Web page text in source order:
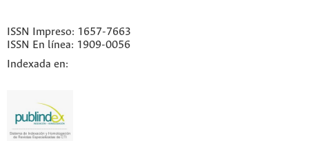
ISSN Impreso: 1657-7663
ISSN En línea: 1909-0056
Indexada en: